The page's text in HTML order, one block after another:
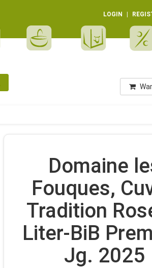
LOGIN
Domaine
Fouques,
Tradition
Liter-BiB
Jg. 2025